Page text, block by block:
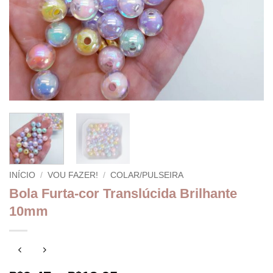
INÍCIO / VOU FAZER! / COLAR/PULSEIRA
Bola Furta-cor Translúcida Brilhante
10mm